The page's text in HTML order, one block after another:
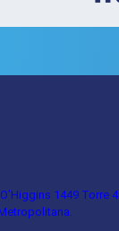
1449 Torre 4